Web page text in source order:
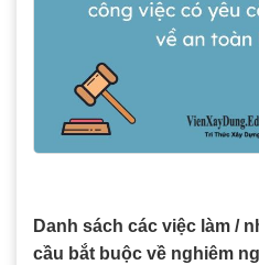
Danh sách các việc làm /
cầu bắt buộc về nghiêm